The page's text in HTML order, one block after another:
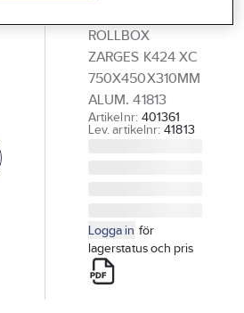
ROLLBOX
ZARGES K424 XC
750X450X310MM
ALUM. 41813
Artikelnr: 401361
Lev. artikelnr: 41813
Logga in för
lagerstatus och pris